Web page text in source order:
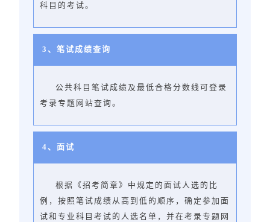
科目的考试。
3、 笔试成绩查询
公共科目笔试成绩及最低合格分数线可登录
考录专题网站查询。
4、面试
根据《招考简章》中规定的面试人选的比
例，按照笔试成绩从高到低的顺序，确定参加面
试和专业科目考试的人选名单，并在考录专题网